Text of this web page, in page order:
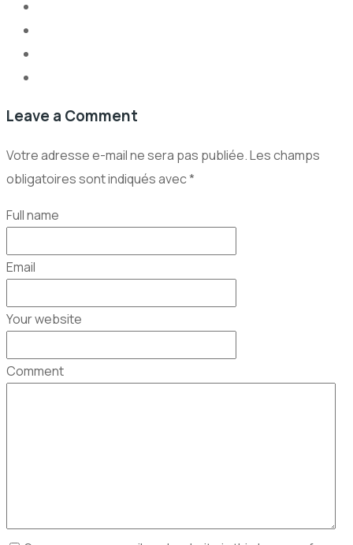
Leave a Comment
Votre adresse e-mail ne sera pas publiée.Les champs
obligatoires sont indiqués avec*
Full name
Email
Your website
Comment